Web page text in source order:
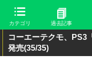
カテゴリ 過去記事
コーエーテクモ、PS3
発売(35/35)